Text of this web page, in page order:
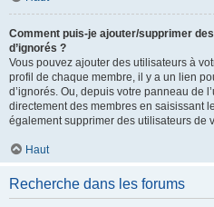
Comment puis-je ajouter/supprimer
d’ignorés ?
Vous pouvez ajouter des utilisateurs à
profil de chaque membre, il y a un lien
d’ignorés. Ou, depuis votre panneau de
directement des membres en saisissant
également supprimer des utilisateurs de
Haut
Recherche dans les forums